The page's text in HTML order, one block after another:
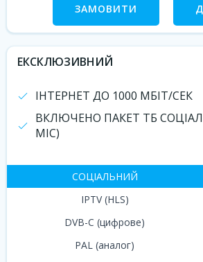
ЗАМОВИТИ
ЕКСКЛЮЗИВНИЙ
ІНТЕРНЕТ ДО 1000 МБІТ/СЕК
ВКЛЮЧЕНО ПАКЕТ ТБ
МІС)
СОЦІАЛЬНИЙ
IPTV (HLS)
DVB-C (цифрове)
PAL (аналог)